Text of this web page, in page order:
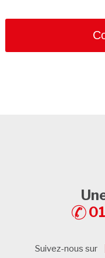
Suivez-nous sur